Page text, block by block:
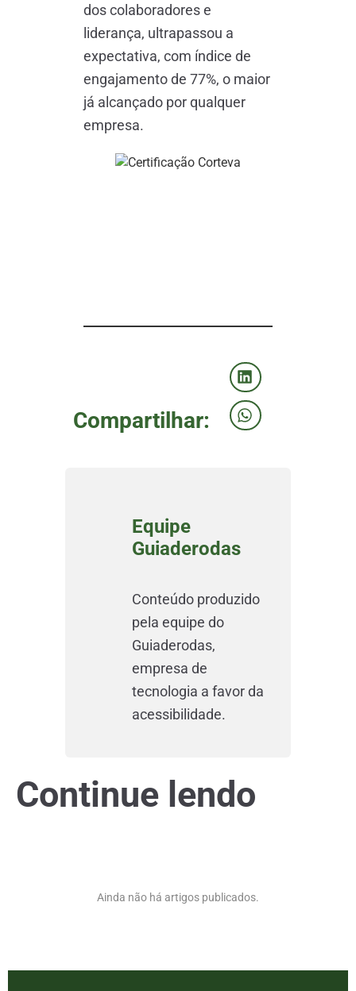
dos colaboradores e
liderança, ultrapassou a
expectativa, com índice de
engajamento de 77%, o maior
já alcançado por qualquer
empresa.
Compartilhar:
Equipe
Guiaderodas
Conteúdo produzido
pela equipe do
Guiaderodas,
empresa de
tecnologia a favor da
acessibilidade.
Continue lendo
Ainda não há artigos publicados.